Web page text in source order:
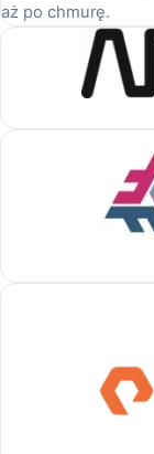
aż po chmurę.